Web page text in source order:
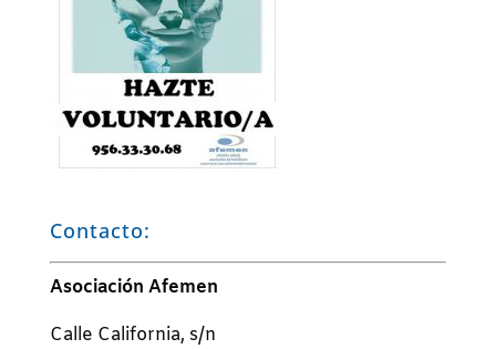
Contacto:
Asociación Afemen
Calle California, s/n